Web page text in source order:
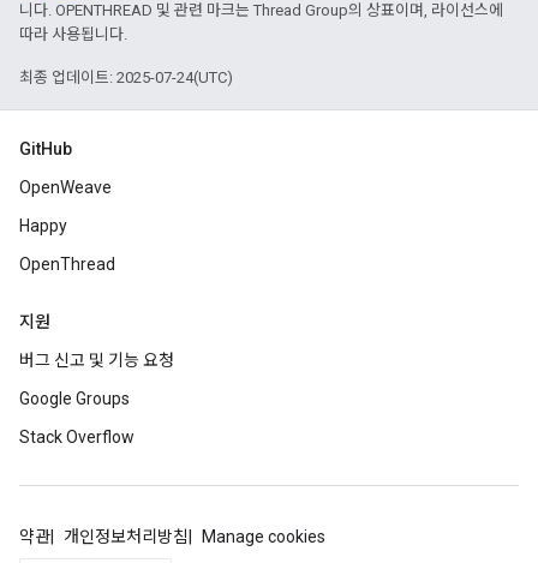
니다. OPENTHREAD 및 관련 마크는 Thread Group의 상표이며, 라이선스에
따라 사용됩니다.
최종 업데이트: 2025-07-24(UTC)
GitHub
OpenWeave
Happy
OpenThread
지원
버그 신고 및 기능 요청
Google Groups
Stack Overflow
약관 개인정보처리방침 Manage cookies